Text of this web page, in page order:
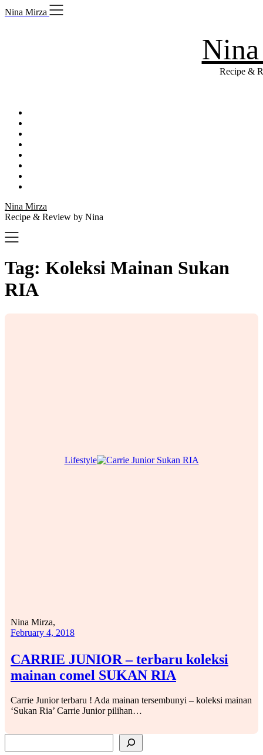
Skip
to
Nina Mirza
Recipe &
Nina Mirza
Recipe & Review by Nina
Tag: Koleksi Mainan Sukan
RIA
Lifestyle
CARRIE JUNIOR – terbaru koleksi
mainan comel SUKAN RIA
Nina Mirza,
February 4, 2018
Carrie Junior terbaru ! Ada mainan tersembunyi – koleksi mainan
‘Sukan Ria’ Carrie Junior pilihan…